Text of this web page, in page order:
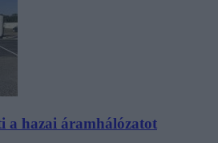
a hazai áramhálózatot